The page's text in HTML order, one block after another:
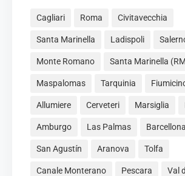
Cagliari Roma Civitavecchia
Santa Marinella Ladispoli
Monte Romano Santa Marinella
Maspalomas Tarquinia
Allumiere Cerveteri Marsiglia
Amburgo Las Palmas Barcellona
San Agustín Aranova Tolfa
Canale Monterano Pescara Val